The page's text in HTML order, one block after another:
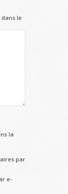
le
la
par
e-